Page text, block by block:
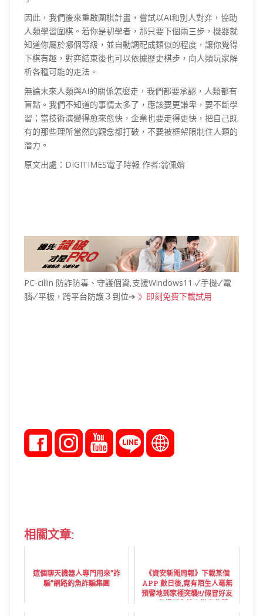
因此，我們後來重啟圍棋計畫，嘗試以AI和別人對弈，協助
人類學習圍棋。若你是初學者，那只要下個兩三步，機器就
知道你屬於哪個等級，並自動調配成類似的程度，讓你覺得
下棋有趣，對弈結束後也可以依據歷史棋步，向人類玩家解
析各種可能的走法。
無論未來人類與AI的關係怎麼走，我們都要承認，人類都有
盲點。我們不知道的事情太多了，應該要更謙卑，要不斷學
習；當技術演變得愈來愈快，企業也要走得更快，把自己既
有的那些理所當然的觀念都打破，不要被框架限制住人類的
潛力。
原文出處：DIGITIMES電子時報 作者:翁佩嫆
PC-cillin 防詐防毒、守護個資,支援Windows11 ✓手機✓電
腦✓平板，跨平台防護３到位➔ 》即刻免費下載試用
相關文章:
這個聊天機器人專門用來”詐
騙”網路釣魚詐騙集團
《資安新聞周報》下載某個
APP 數日後,竟有陌生人毫無
預警地到家裡突襲!!/假冒好友
FB,私訊騙你植入勒索軟體